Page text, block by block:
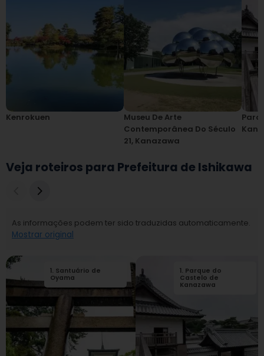
Kenrokuen
Museu De Arte
Contemporânea Do Século
21, Kanazawa
Veja roteiros para Prefeitura de Ishikawa
As informações podem ter sido traduzidas automaticamente.
Mostrar original
1. Santuário de
Oyama
2 Museu Ashigaru
da cidade de
Kanazawa
1. Parque do
Castelo de
Kanazawa